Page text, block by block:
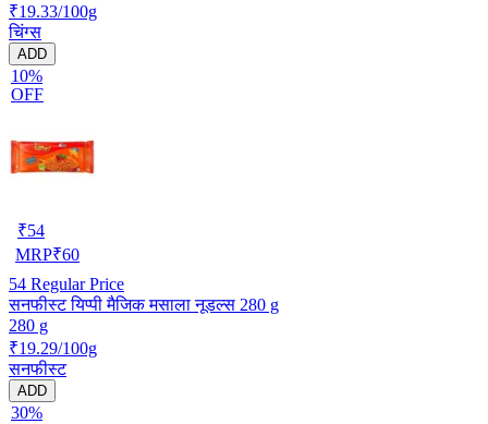
₹19.33/100g
चिंग्स
ADD
10%
OFF
₹54
MRP₹60
54 Regular Price
सनफीस्ट यिप्पी मैजिक मसाला नूडल्स 280 g
280 g
₹19.29/100g
सनफीस्ट
ADD
30%